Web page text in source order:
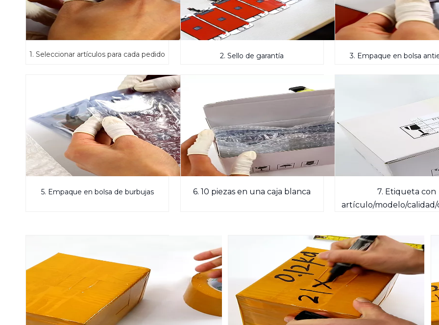
1. Seleccionar artículos para cada pedido 2. Sello de garantía 3. Empaque en bolsa
5. Empaque en bolsa de burbujas 6. 10 piezas en una caja blanca
7. Etiqueta con
artículo/modelo/